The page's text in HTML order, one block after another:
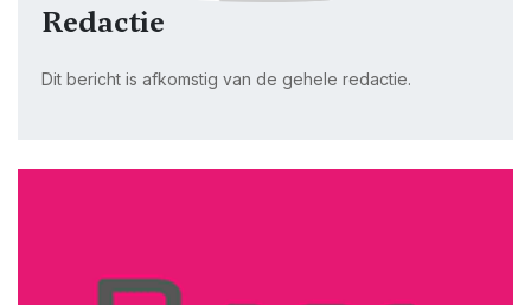
Redactie
Dit bericht is afkomstig van de gehele redactie.